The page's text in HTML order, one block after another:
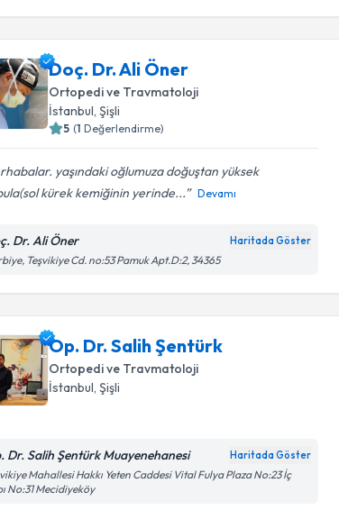
Doç. Dr. Ali Öner
Ortopedi ve Travmatoloji
İstanbul , Şişli
5 (1 Değerlendirme)
yaşındaki oğlumuza doğuştan yüksek
kürek kemiğinin yerinde...
Devamı
Dr. Ali Öner Haritada Göster
Teşvikiye Cd. no:53 Pamuk Apt.D:2, 34365
Op. Dr. Salih Şentürk
Ortopedi ve Travmatoloji
İstanbul , Şişli
Dr. Salih Şentürk Muayenehanesi Haritada Göster
Mahallesi Hakkı Yeten Caddesi Vital Fulya Plaza No:23 İç
No:31 Mecidiyeköy